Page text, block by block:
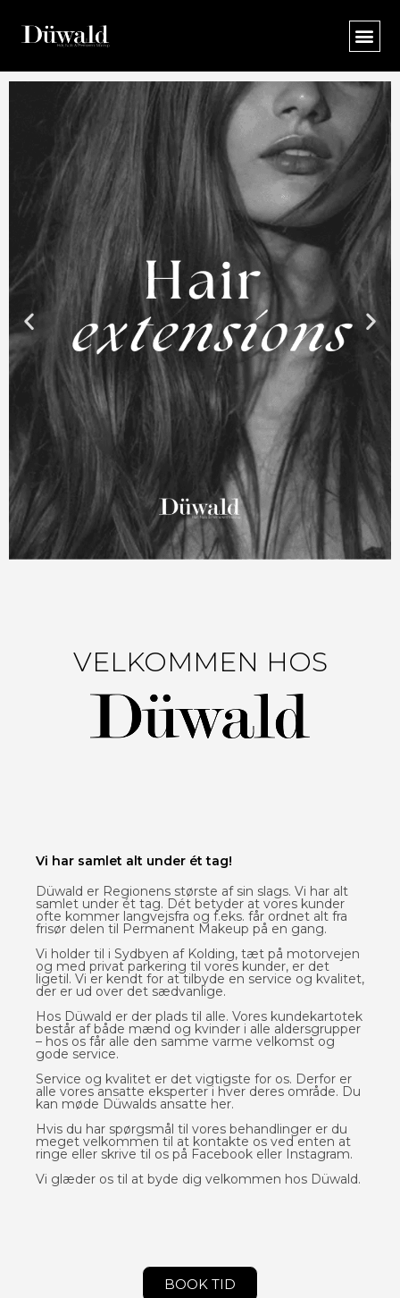
VELKOMMEN HOS
Vi har samlet alt under ét tag!
Düwald er Regionens største af sin slags. Vi har alt
samlet under ét tag. Dét betyder at vores kunder
ofte kommer langvejsfra og f.eks. får ordnet alt fra
frisør delen til Permanent Makeup på en gang.
Vi holder til i Sydbyen af Kolding, tæt på motorvejen
og med privat parkering til vores kunder, er det
ligetil. Vi er kendt for at tilbyde en service og kvalitet,
der er ud over det sædvanlige.
Hos Düwald er der plads til alle. Vores kundekartotek
består af både mænd og kvinder i alle aldersgrupper
– hos os får alle den samme varme velkomst og
gode service.
Service og kvalitet er det vigtigste for os. Derfor er
alle vores ansatte eksperter i hver deres område. Du
kan møde Düwalds ansatte her.
Hvis du har spørgsmål til vores behandlinger er du
meget velkommen til at kontakte os ved enten at
ringe eller skrive til os på Facebook eller Instagram.
Vi glæder os til at byde dig velkommen hos Düwald.
BOOK TID